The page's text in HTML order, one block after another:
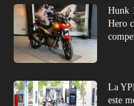
Hunk
Hero
La
este